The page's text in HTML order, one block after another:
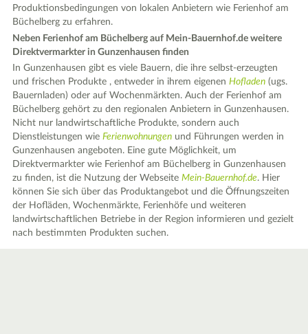
Produktionsbedingungen von lokalen Anbietern wie Ferienhof am
Büchelberg zu erfahren.
Neben Ferienhof am Büchelberg auf Mein-Bauernhof.de weitere
Direktvermarkter in Gunzenhausen finden
In Gunzenhausen gibt es viele Bauern, die ihre selbst-erzeugten
und frischen Produkte , entweder in ihrem eigenenHofladen (ugs.
Bauernladen) oder auf Wochenmärkten. Auch der Ferienhof am
Büchelberg gehört zu den regionalen Anbietern in Gunzenhausen.
Nicht nur landwirtschaftliche Produkte, sondern auch
Dienstleistungen wieFerienwohnungen und Führungen werden in
Gunzenhausen angeboten. Eine gute Möglichkeit, um
Direktvermarkter wie Ferienhof am Büchelberg in Gunzenhausen
zu finden, ist die Nutzung der WebseiteMein-Bauernhof.de. Hier
können Sie sich über das Produktangebot und die Öffnungszeiten
der Hofläden, Wochenmärkte, Ferienhöfe und weiteren
landwirtschaftlichen Betriebe in der Region informieren und gezielt
nach bestimmten Produkten suchen.